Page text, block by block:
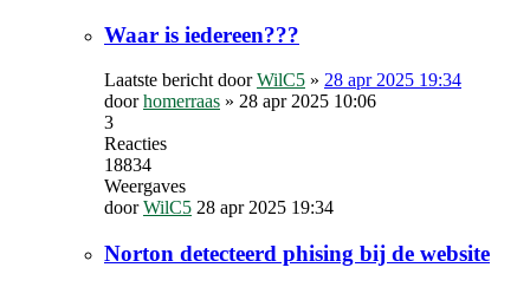
Waar is iedereen???
Laatste bericht doorWilC5 » 28 apr 2025 19:34
doorhomerraas » 28 apr 2025 10:06
3
Reacties
18834
Weergaves
doorWilC5 28 apr 2025 19:34
Norton detecteerd phising bij de website